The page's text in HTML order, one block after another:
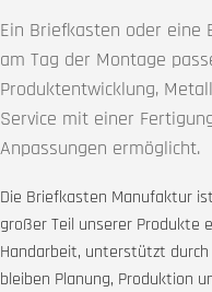
Ein Briefkasten oder eine
am Tag der Montage
Produktentwicklung,
Service mit einer
Anpassungen ermöglicht.
Die Briefkasten Manufaktur
großer Teil unserer Produkte
Handarbeit, unterstützt
bleiben Planung, Produktion